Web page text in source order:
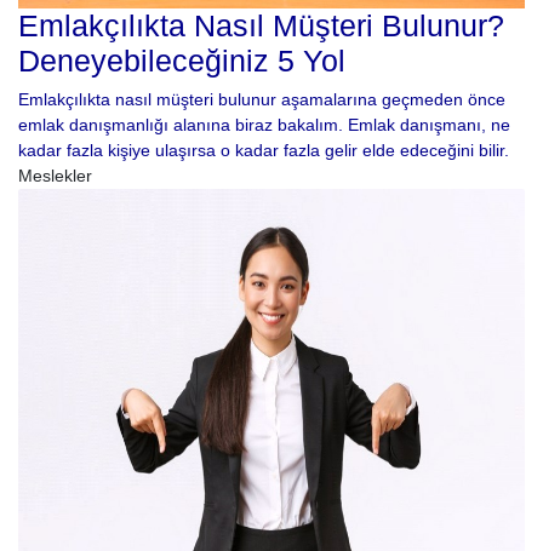
Emlakçılıkta Nasıl Müşteri Bulunur?
Deneyebileceğiniz 5 Yol
Emlakçılıkta nasıl müşteri bulunur aşamalarına geçmeden önce
emlak danışmanlığı alanına biraz bakalım. Emlak danışmanı, ne
kadar fazla kişiye ulaşırsa o kadar fazla gelir elde edeceğini bilir.
Meslekler